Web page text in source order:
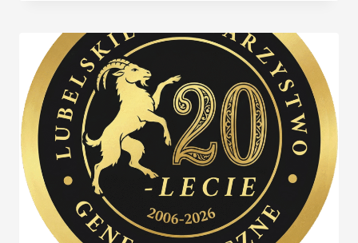
LTG